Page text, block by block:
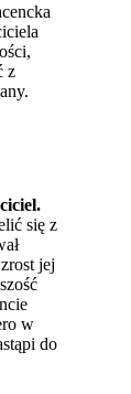
z
się z
jej
w
do